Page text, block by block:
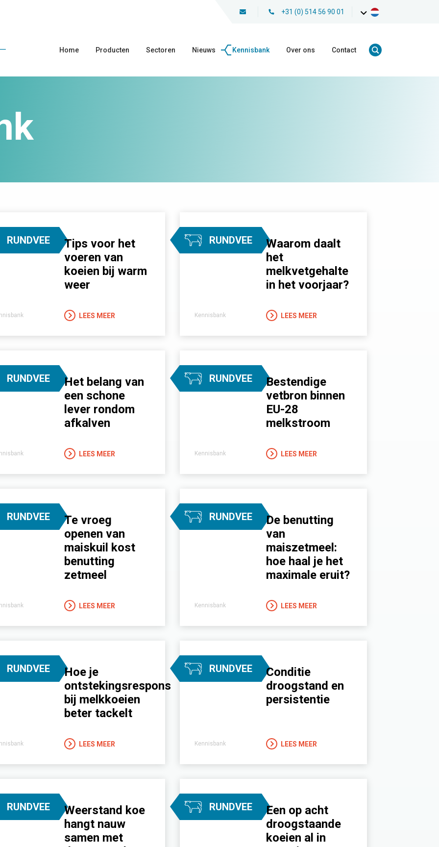
+31 (0) 514 56 90 01
Home Producten Sectoren Nieuws Kennisbank Over ons Contact
RUNDVEE
Tips voor het
voeren van
koeien bij warm
weer
LEES MEER
RUNDVEE
Kennisbank
Waarom daalt
het
melkvetgehalte
in het voorjaar?
LEES MEER
RUNDVEE
Het belang van
een schone
lever rondom
afkalven
LEES MEER
RUNDVEE
Kennisbank
Bestendige
vetbron binnen
EU-28
melkstroom
LEES MEER
RUNDVEE
Te vroeg
openen van
maiskuil kost
benutting
zetmeel
LEES MEER
RUNDVEE
Kennisbank
De benutting
van
maiszetmeel:
hoe haal je het
maximale eruit?
LEES MEER
RUNDVEE
Hoe je
ontstekingsrespons
bij melkkoeien
beter tackelt
LEES MEER
RUNDVEE
Kennisbank
Conditie
droogstand en
persistentie
LEES MEER
RUNDVEE
Weerstand koe
hangt nauw
samen met
RUNDVEE
Een op acht
droogstaande
koeien al in